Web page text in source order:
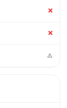
❌
❌
⚠️